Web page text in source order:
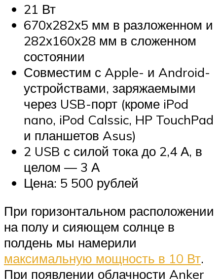
21 Вт
670х282х5 мм в разложенном и
282х160х28 мм в сложенном
состоянии
Совместим с Apple- и Android-
устройствами, заряжаемыми
через USB-порт (кроме iPod
nano, iPod Calssic, HP TouchPad
и планшетов Asus)
2 USB с силой тока до 2,4 А, в
целом — 3 А
Цена: 5 500 рублей
При горизонтальном расположении
на полу и сияющем солнце в
полдень мы намерили
максимальную мощность в 10 Вт.
При появлении облачности Anker